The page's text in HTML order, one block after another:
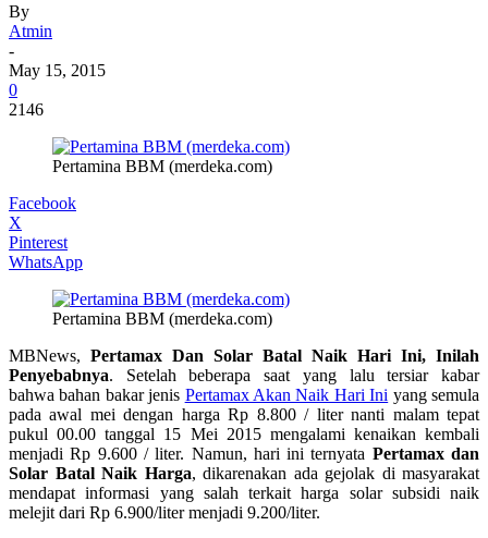
By
Atmin
-
May 15, 2015
0
2146
Pertamina BBM (merdeka.com)
Facebook
X
Pinterest
WhatsApp
Pertamina BBM (merdeka.com)
MBNews, Pertamax Dan Solar Batal Naik Hari Ini, Inilah
Penyebabnya. Setelah beberapa saat yang lalu tersiar kabar
bahwa bahan bakar jenis Pertamax Akan Naik Hari Ini yang semula
pada awal mei dengan harga Rp 8.800 / liter nanti malam tepat
pukul 00.00 tanggal 15 Mei 2015 mengalami kenaikan kembali
menjadi Rp 9.600 / liter. Namun, hari ini ternyata Pertamax dan
Solar Batal Naik Harga, dikarenakan ada gejolak di masyarakat
mendapat informasi yang salah terkait harga solar subsidi naik
melejit dari Rp 6.900/liter menjadi 9.200/liter.